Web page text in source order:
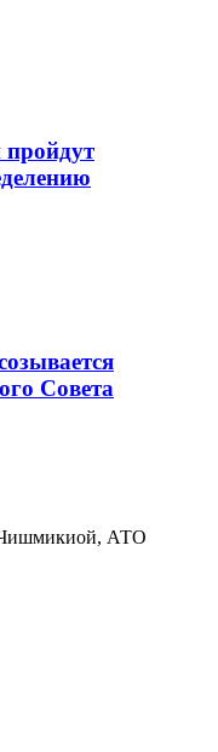
пройдут
Совета
Чишмикиой, АТО